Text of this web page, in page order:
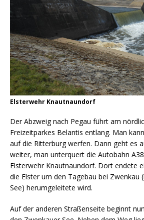
Elsterwehr Knautnaundorf
Der Abzweig nach Pegau führt am
Freizeitparkes Belantis entlang. Man
auf die Ritterburg werfen. Dann geht es
weiter, man unterquert die Autobahn
Elsterwehr Knautnaundorf. Dort endete
die Elster um den Tagebau bei Zwenkau
See) herumgeleitete wird.
Auf der anderen Straßenseite beginnt